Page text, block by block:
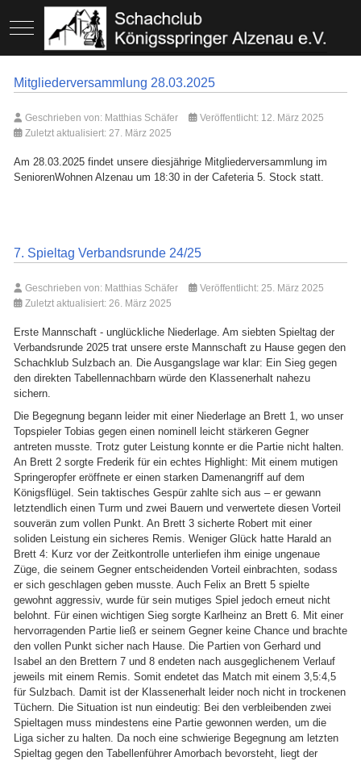
Mobile Menu Toggle
Mitgliederversammlung 28.03.2025
Geschrieben von: Matthias Schäfer
Veröffentlicht: 12. März 2025
Zuletzt aktualisiert: 27. März 2025
Am 28.03.2025 findet unsere diesjährige Mitgliederversammlung im
SeniorenWohnen Alzenau um 18:30 in der Cafeteria 5. Stock statt.
7. Spieltag Verbandsrunde 24/25
Geschrieben von: Matthias Schäfer
Veröffentlicht: 25. März 2025
Zuletzt aktualisiert: 26. März 2025
Erste Mannschaft - unglückliche Niederlage. Am siebten Spieltag der
Verbandsrunde 2025 trat unsere erste Mannschaft zu Hause gegen den
Schachklub Sulzbach an. Die Ausgangslage war klar: Ein Sieg gegen
den direkten Tabellennachbarn würde den Klassenerhalt nahezu
sichern.
Die Begegnung begann leider mit einer Niederlage an Brett 1, wo unser
Topspieler Tobias gegen einen nominell leicht stärkeren Gegner
antreten musste. Trotz guter Leistung konnte er die Partie nicht halten.
An Brett 2 sorgte Frederik für ein echtes Highlight: Mit einem mutigen
Springeropfer eröffnete er einen starken Damenangriff auf dem
Königsflügel. Sein taktisches Gespür zahlte sich aus – er gewann
letztendlich einen Turm und zwei Bauern und verwertete diesen Vorteil
souverän zum vollen Punkt. An Brett 3 sicherte Robert mit einer
soliden Leistung ein sicheres Remis. Weniger Glück hatte Harald an
Brett 4: Kurz vor der Zeitkontrolle unterliefen ihm einige ungenaue
Züge, die seinem Gegner entscheidenden Vorteil einbrachten, sodass
er sich geschlagen geben musste. Auch Felix an Brett 5 spielte
gewohnt aggressiv, wurde für sein mutiges Spiel jedoch erneut nicht
belohnt. Für einen wichtigen Sieg sorgte Karlheinz an Brett 6. Mit einer
hervorragenden Partie ließ er seinem Gegner keine Chance und brachte
den vollen Punkt sicher nach Hause. Die Partien von Gerhard und
Isabel an den Brettern 7 und 8 endeten nach ausgeglichenem Verlauf
jeweils mit einem Remis. Somit endetet das Match mit einem 3,5:4,5
für Sulzbach. Damit ist der Klassenerhalt leider noch nicht in trockenen
Tüchern. Die Situation ist nun eindeutig: Bei den verbleibenden zwei
Spieltagen muss mindestens eine Partie gewonnen werden, um die
Liga sicher zu halten. Da noch eine schwierige Begegnung am letzten
Spieltag gegen den Tabellenführer Amorbach bevorsteht, liegt der